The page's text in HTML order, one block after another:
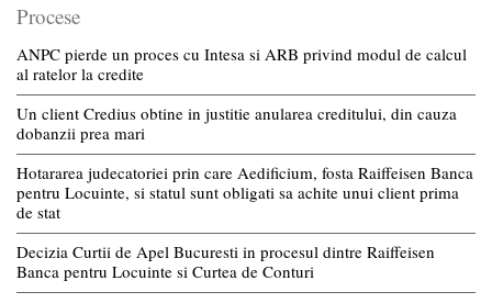
Procese
ANPC pierde un proces cu Intesa si ARB privind modul de calcul
al ratelor la credite
Un client Credius obtine in justitie anularea creditului, din cauza
dobanzii prea mari
Hotararea judecatoriei prin care Aedificium, fosta Raiffeisen Banca
pentru Locuinte, si statul sunt obligati sa achite unui client prima
de stat
Decizia Curtii de Apel Bucuresti in procesul dintre Raiffeisen
Banca pentru Locuinte si Curtea de Conturi